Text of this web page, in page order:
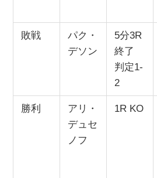
敗戦
パク・
デソン
5分3R
終了
判定1-
2
勝利
アリ・
デュセ
ノフ
1R KO